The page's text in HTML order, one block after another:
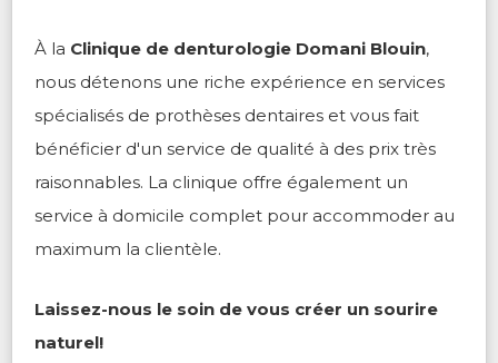
À la Clinique de denturologie Domani Blouin,
nous détenons une riche expérience en services
spécialisés de prothèses dentaires et vous fait
bénéficier d'un service de qualité à des prix très
raisonnables. La clinique offre également un
service à domicile complet pour accommoder au
maximum la clientèle.
Laissez-nous le soin de vous créer un sourire
naturel!